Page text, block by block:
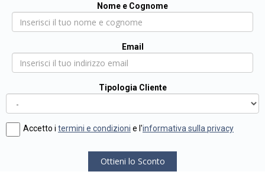
Nome e Cognome
Email
Tipologia Cliente
Accetto i termini e condizioni e l'informativa sulla privacy
Ottieni lo Sconto